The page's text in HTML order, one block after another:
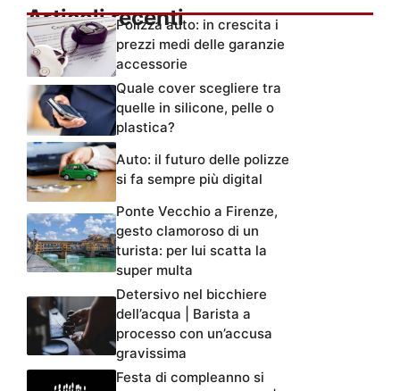
Articoli recentiPolizza auto: in crescita i
prezzi medi delle garanzie
accessorie
Quale cover scegliere tra
quelle in silicone, pelle o
plastica?
Auto: il futuro delle polizze
si fa sempre più digital
Ponte Vecchio a Firenze,
gesto clamoroso di un
turista: per lui scatta la
super multa
Detersivo nel bicchiere
dell’acqua | Barista a
processo con un’accusa
gravissima
Festa di compleanno si